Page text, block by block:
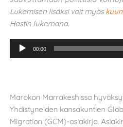
Lukemisen lisäksi voit myös
Hastin lukemana.
Äänitoistin00:00
Marokon Marrakeshissa
Yhdistyneiden kansakuntien
Migration (GCM)-asiakirja.